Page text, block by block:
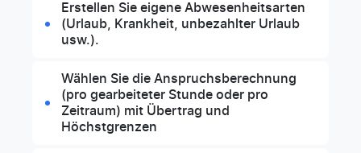
Erstellen Sie eigene Abwesenheitsarten
(Urlaub, Krankheit, unbezahlter Urlaub
usw.).
Wählen Sie die Anspruchsberechnung
(pro gearbeiteter Stunde oder pro
Zeitraum) mit Übertrag und
Höchstgrenzen